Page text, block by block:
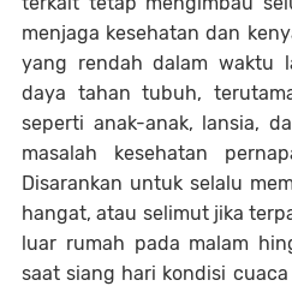
menjaga kesehatan dan
yang rendah dalam waktu
daya tahan tubuh,
seperti anak-anak, lansia,
masalah kesehatan
Disarankan untuk selalu
hangat, atau selimut jika
luar rumah pada malam
saat siang hari kondisi